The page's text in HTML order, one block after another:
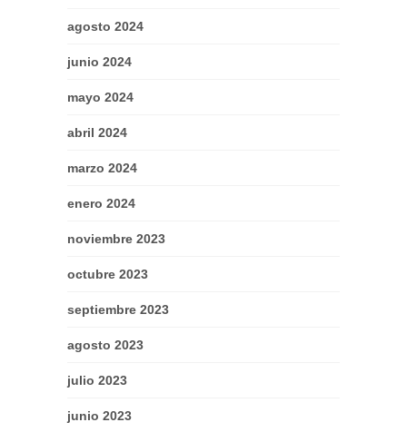
agosto 2024
junio 2024
mayo 2024
abril 2024
marzo 2024
enero 2024
noviembre 2023
octubre 2023
septiembre 2023
agosto 2023
julio 2023
junio 2023